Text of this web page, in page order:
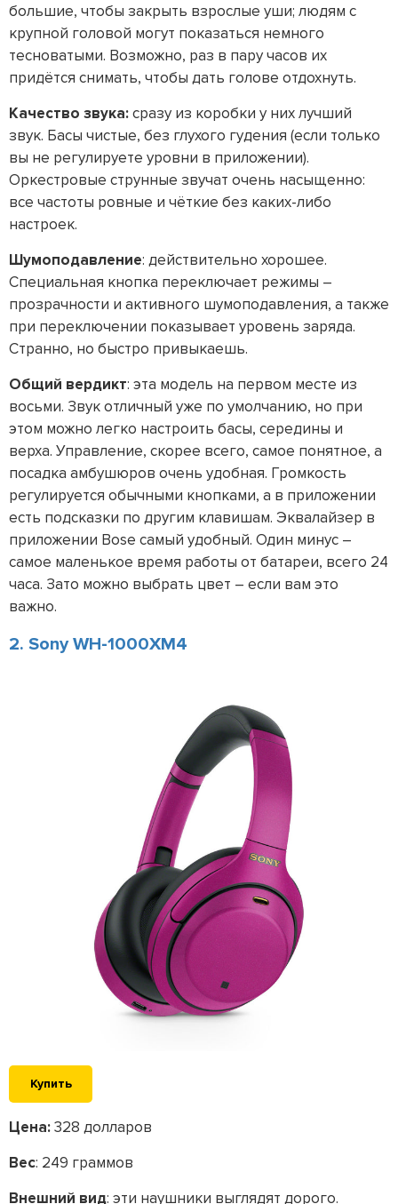
большие, чтобы закрыть взрослые уши; людям с
крупной головой могут показаться немного
тесноватыми. Возможно, раз в пару часов их
придётся снимать, чтобы дать голове отдохнуть.
Качество звука:сразу из коробки у них лучший
звук. Басы чистые, без глухого гудения (если только
вы не регулируете уровни в приложении).
Оркестровые струнные звучат очень насыщенно:
все частоты ровные и чёткие без каких-либо
настроек.
Шумоподавление: действительно хорошее.
Специальная кнопка переключает режимы –
прозрачности и активного шумоподавления, а также
при переключении показывает уровень заряда.
Странно, но быстро привыкаешь.
Общий вердикт: эта модель на первом месте из
восьми. Звук отличный уже по умолчанию, но при
этом можно легко настроить басы, середины и
верха. Управление, скорее всего, самое понятное, а
посадка амбушюров очень удобная. Громкость
регулируется обычными кнопками, а в приложении
есть подсказки по другим клавишам. Эквалайзер в
приложении Bose самый удобный. Один минус –
самое маленькое время работы от батареи, всего 24
часа. Зато можно выбрать цвет – если вам это
важно.
2. Sony WH-1000XM4
Купить
Цена:328 долларов
Вес: 249 граммов
Внешний вид: эти наушники выглядят дорого.